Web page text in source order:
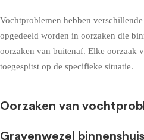
Vochtproblemen hebben
opgedeeld worden in oorzaken die
oorzaken van buitenaf. Elke oorzaak
toegespitst op de specifieke situatie.
Oorzaken van
Gravenwezel binnenshuis